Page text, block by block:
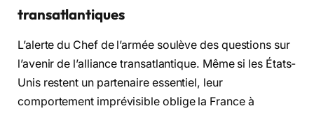
transatlantiques
L’alerte du Chef de l’armée soulève des questions sur
l’avenir de l’alliance transatlantique. Même si les États-
Unis restent un partenaire essentiel, leur
comportement imprévisible oblige la France à